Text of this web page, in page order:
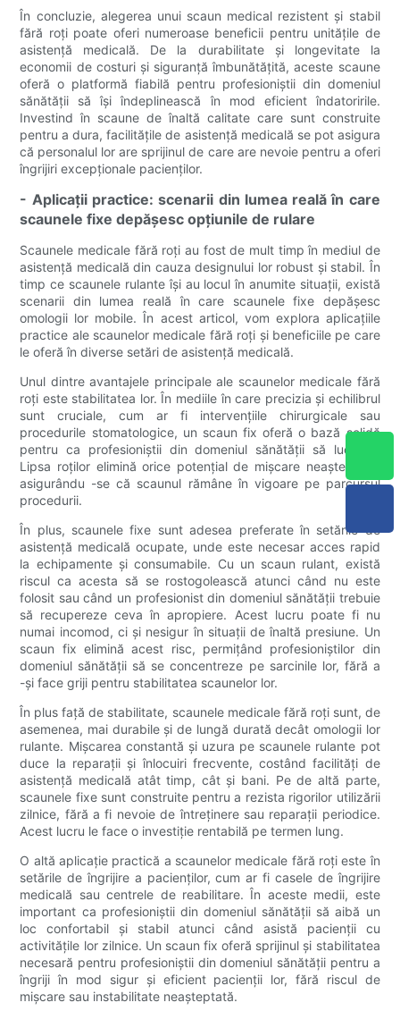
În concluzie, alegerea unui scaun medical rezistent și stabil
fără roți poate oferi numeroase beneficii pentru unitățile de
asistență medicală. De la durabilitate și longevitate la
economii de costuri și siguranță îmbunătățită, aceste scaune
oferă o platformă fiabilă pentru profesioniștii din domeniul
sănătății să își îndeplinească în mod eficient îndatoririle.
Investind în scaune de înaltă calitate care sunt construite
pentru a dura, facilitățile de asistență medicală se pot asigura
că personalul lor are sprijinul de care are nevoie pentru a oferi
îngrijiri excepționale pacienților.
- Aplicații practice: scenarii din lumea reală în care
scaunele fixe depășesc opțiunile de rulare
Scaunele medicale fără roți au fost de mult timp în mediul de
asistență medicală din cauza designului lor robust și stabil. În
timp ce scaunele rulante își au locul în anumite situații, există
scenarii din lumea reală în care scaunele fixe depășesc
omologii lor mobile. În acest articol, vom explora aplicațiile
practice ale scaunelor medicale fără roți și beneficiile pe care
le oferă în diverse setări de asistență medicală.
Unul dintre avantajele principale ale scaunelor medicale fără
roți este stabilitatea lor. În mediile în care precizia și echilibrul
sunt cruciale, cum ar fi intervențiile chirurgicale sau
procedurile stomatologice, un scaun fix oferă o bază solidă
pentru ca profesioniștii din domeniul sănătății să lucreze.
Lipsa roților elimină orice potențial de mișcare neașteptată,
asigurându -se că scaunul rămâne în vigoare pe parcursul
procedurii.
În plus, scaunele fixe sunt adesea preferate în setările de
asistență medicală ocupate, unde este necesar acces rapid
la echipamente și consumabile. Cu un scaun rulant, există
riscul ca acesta să se rostogolească atunci când nu este
folosit sau când un profesionist din domeniul sănătății trebuie
să recupereze ceva în apropiere. Acest lucru poate fi nu
numai incomod, ci și nesigur în situații de înaltă presiune. Un
scaun fix elimină acest risc, permițând profesioniștilor din
domeniul sănătății să se concentreze pe sarcinile lor, fără a
-și face griji pentru stabilitatea scaunelor lor.
În plus față de stabilitate, scaunele medicale fără roți sunt, de
asemenea, mai durabile și de lungă durată decât omologii lor
rulante. Mișcarea constantă și uzura pe scaunele rulante pot
duce la reparații și înlocuiri frecvente, costând facilități de
asistență medicală atât timp, cât și bani. Pe de altă parte,
scaunele fixe sunt construite pentru a rezista rigorilor utilizării
zilnice, fără a fi nevoie de întreținere sau reparații periodice.
Acest lucru le face o investiție rentabilă pe termen lung.
O altă aplicație practică a scaunelor medicale fără roți este în
setările de îngrijire a pacienților, cum ar fi casele de îngrijire
medicală sau centrele de reabilitare. În aceste medii, este
important ca profesioniștii din domeniul sănătății să aibă un
loc confortabil și stabil atunci când asistă pacienții cu
activitățile lor zilnice. Un scaun fix oferă sprijinul și stabilitatea
necesară pentru profesioniștii din domeniul sănătății pentru a
îngriji în mod sigur și eficient pacienții lor, fără riscul de
mișcare sau instabilitate neașteptată.